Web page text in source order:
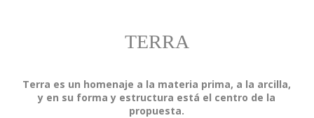
TERRA
Terra es un homenaje a la materia prima, a la arcilla,
y en su forma y estructura está el centro de la
propuesta.